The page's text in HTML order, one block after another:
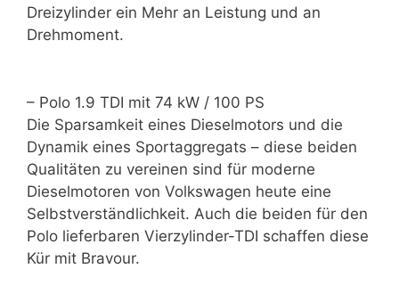
Dreizylinder ein Mehr an Leistung und an
Drehmoment.
– Polo 1.9 TDI mit 74 kW / 100 PS
Die Sparsamkeit eines Dieselmotors und die
Dynamik eines Sportaggregats – diese beiden
Qualitäten zu vereinen sind für moderne
Dieselmotoren von Volkswagen heute eine
Selbstverständlichkeit. Auch die beiden für den
Polo lieferbaren Vierzylinder-TDI schaffen diese
Kür mit Bravour.